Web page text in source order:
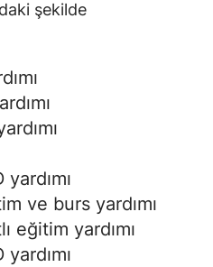
şekilde
ve burs yardımı
eğitim yardımı